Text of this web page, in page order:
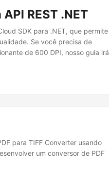
REST .NET
SDK para .NET, que permite
Se você precisa de
de 600 DPI, nosso guia irá
para TIFF Converter usando
um conversor de PDF